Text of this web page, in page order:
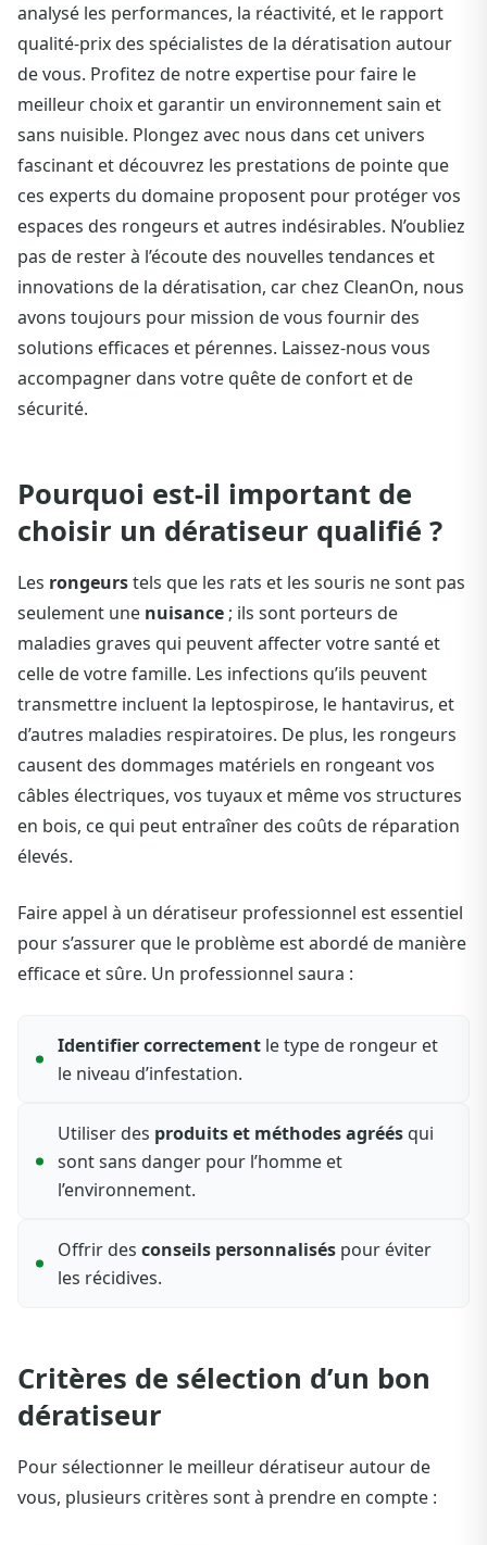
analysé les performances, la réactivité, et le rapport
qualité-prix des spécialistes de la dératisation autour
de vous. Profitez de notre expertise pour faire le
meilleur choix et garantir un environnement sain et
sans nuisible. Plongez avec nous dans cet univers
fascinant et découvrez les prestations de pointe que
ces experts du domaine proposent pour protéger vos
espaces des rongeurs et autres indésirables. N’oubliez
pas de rester à l’écoute des nouvelles tendances et
innovations de la dératisation, car chez CleanOn, nous
avons toujours pour mission de vous fournir des
solutions efficaces et pérennes. Laissez-nous vous
accompagner dans votre quête de confort et de
sécurité.
Pourquoi est-il important de
choisir un dératiseur qualifié ?
Les rongeurstels que les rats et les souris ne sont pas
seulement une nuisance ; ils sont porteurs de
maladies graves qui peuvent affecter votre santé et
celle de votre famille. Les infections qu’ils peuvent
transmettre incluent la leptospirose, le hantavirus, et
d’autres maladies respiratoires. De plus, les rongeurs
causent des dommages matériels en rongeant vos
câbles électriques, vos tuyaux et même vos structures
en bois, ce qui peut entraîner des coûts de réparation
élevés.
Faire appel à un dératiseur professionnel est essentiel
pour s’assurer que le problème est abordé de manière
efficace et sûre. Un professionnel saura :
Identifier correctement le type de rongeur et
le niveau d’infestation.
Utiliser des produits et méthodes agréés qui
sont sans danger pour l’homme et
l’environnement.
Offrir des conseils personnalisés pour éviter
les récidives.
Critères de sélection d’un bon
dératiseur
Pour sélectionner le meilleur dératiseur autour de
vous, plusieurs critères sont à prendre en compte :